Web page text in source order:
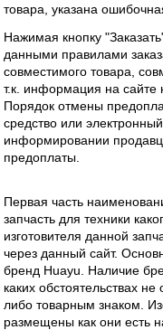
товара, указана
Нажимая кнопку
данными правилами
совместимого товара,
т.к. информация на
Порядок отмены
средство или
информировании
предоплаты.
Первая часть
запчасть для техники
изготовителя данной
через данный сайт.
бренд Huayu. Наличие
каких обстоятельствах
либо товарным знаком.
размещены как они есть